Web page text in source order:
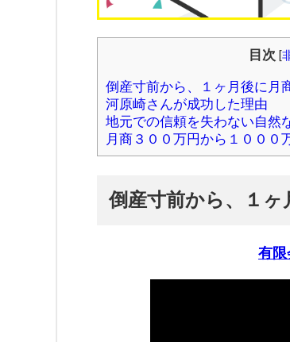
目次 [
倒産寸前から、１ヶ月後に月
河原崎さんが成功した理由
地元での信頼を失わない自然
月商３００万円から１０００
倒産寸前から、１ヶ
有限